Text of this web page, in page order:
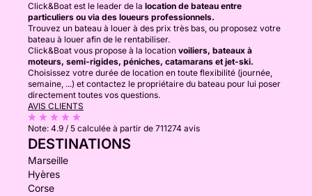
Click&Boat est le leader de la location de bateau entre
particuliers ou via des loueurs professionnels.
Trouvez un bateau à louer à des prix très bas, ou proposez votre
bateau à louer afin de le rentabiliser.
Click&Boat vous propose à la location voiliers, bateaux à
moteurs, semi-rigides, péniches, catamarans et jet-ski.
Choisissez votre durée de location en toute flexibilité (journée,
semaine, ...) et contactez le propriétaire du bateau pour lui poser
directement toutes vos questions.
AVIS CLIENTS
Note: 4.9 / 5 calculée à partir de 711274 avis
DESTINATIONS
Marseille
Hyères
Corse